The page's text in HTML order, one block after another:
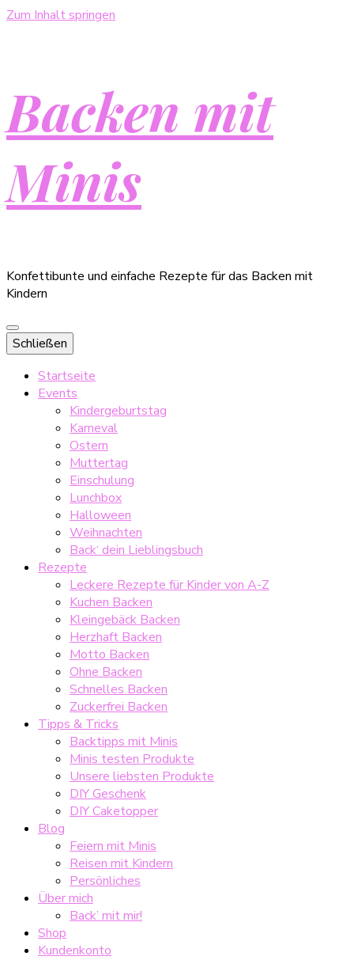
Zum Inhalt springen
Backen mit
Minis
Konfettibunte und einfache Rezepte für das Backen mit
Kindern
Schließen
Startseite
Events
Kindergeburtstag
Karneval
Ostern
Muttertag
Einschulung
Lunchbox
Halloween
Weihnachten
Back‘ dein Lieblingsbuch
Rezepte
Leckere Rezepte für Kinder von A-Z
Kuchen Backen
Kleingebäck Backen
Herzhaft Backen
Motto Backen
Ohne Backen
Schnelles Backen
Zuckerfrei Backen
Tipps & Tricks
Backtipps mit Minis
Minis testen Produkte
Unsere liebsten Produkte
DIY Geschenk
DIY Caketopper
Blog
Feiern mit Minis
Reisen mit Kindern
Persönliches
Über mich
Back’ mit mir!
Shop
Kundenkonto